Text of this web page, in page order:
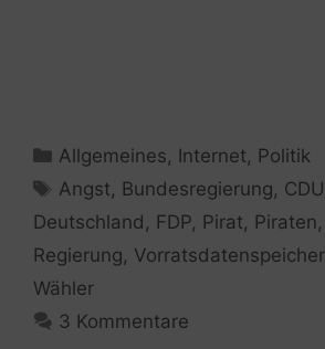
Kategorien
Allgemeines, Internet, Politik
Schlagwörter
Angst, Bundesregierung, CDU
Deutschland , FDP, Pirat, Piraten,
Regierung,
Wähler
3 Kommentare